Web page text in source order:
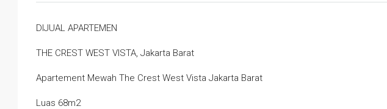
DIJUAL APARTEMEN
THE CREST WEST VISTA, Jakarta Barat
Apartement Mewah The Crest West Vista Jakarta Barat
Luas 68m2